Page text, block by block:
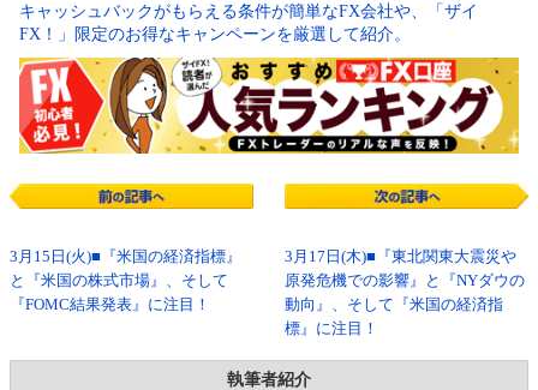
キャッシュバックがもらえる条件が簡単なFX会社や、「ザイ
FX！」限定のお得なキャンペーンを厳選して紹介。
3月15日(火)■『米国の経済指標』
と『米国の株式市場』、そして
『FOMC結果発表』に注目！
3月17日(木)■『東北関東大震災や
原発危機での影響』と『NYダウの
動向』、そして『米国の経済指
標』に注目！
執筆者紹介